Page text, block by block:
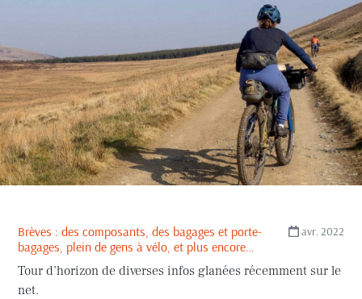
#wizard-works
avr. 2022
Brèves : des composants, des bagages et porte-
bagages, plein de gens à vélo, et plus encore…
Tour d’horizon de diverses infos glanées récemment sur le
net.